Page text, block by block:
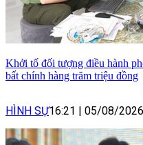
Khởi tố đối tượng điều hành
bất chính hàng trăm triệu đồng
HÌNH SỰ16:21 05/08/2026